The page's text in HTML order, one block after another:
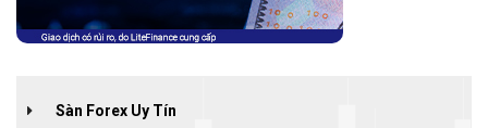
Sàn Forex Uy Tín